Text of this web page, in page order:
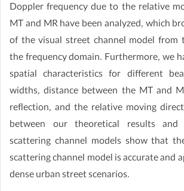
Doppler frequency due to the relative
MT and MR have been analyzed, which
of the visual street channel model from
the frequency domain. Furthermore, we
spatial characteristics for different
widths, distance between the MT and
reflection, and the relative moving
between our theoretical results and
scattering channel models show that
scattering channel model is accurate and
dense urban street scenarios.